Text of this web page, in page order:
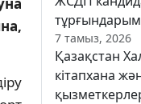
7 тамыз, 2026
Қазақстан
кітапхана